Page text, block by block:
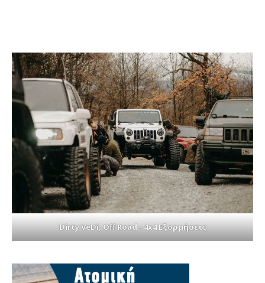
Dirty VeDi, Off Road - 4x4 Εξορμήσεις